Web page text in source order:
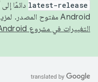
latest-release دائمًا
Android مفتوح المصدر. لمزيد من المعلومات، يُرجى الاطّلاع على
التغييرات في مشروع Android مفتوح المصدر